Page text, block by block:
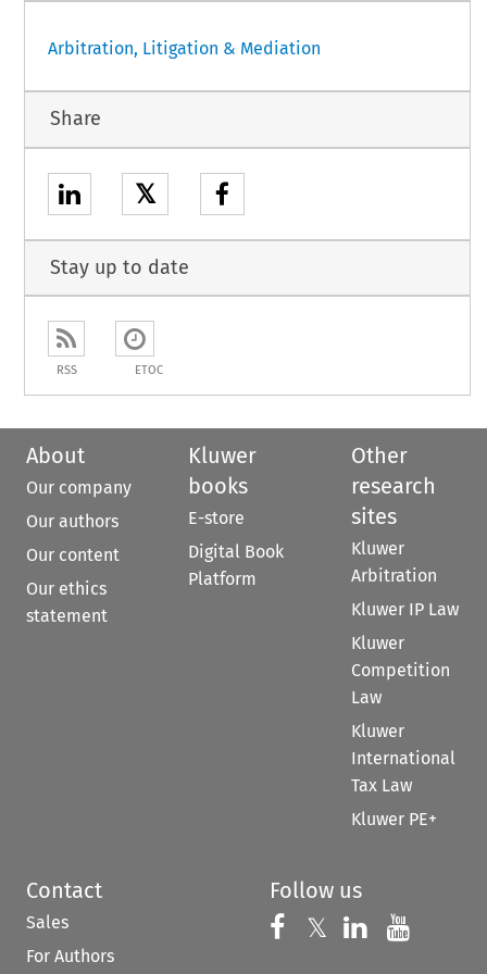
Arbitration, Litigation & Mediation
Share
𝕏
Stay up to date
RSS ETOC
About
Our company
Our authors
Our content
Our ethics
statement
Kluwer
books
E-store
Digital Book
Platform
Other
research
sites
Kluwer
Arbitration
Kluwer IP Law
Kluwer
Competition
Law
Kluwer
International
Tax Law
Kluwer PE+
Contact
Sales
For Authors
Follow us
Follow us on
𝕏 Follow us on
Follow us